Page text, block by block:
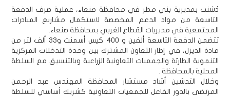
دُشنت بمديرية بني مطر في محافظة صنعاء، عملية صرف الدفعة
التاسعة من مواد الدعم المخصصة لاستكمال مشاريع المبادرات
المجتمعية في مديريات القطاع الغربي بمحافظة صنعاء.
تتضمن الدفعة التاسعة ألفين و 400 كيس أسمنت و33 ألف لتر من
مادة الديزل، في إطار التعاون المشترك بين وحدة التدخلات المركزية
التنموية الطارئة والجمعيات التعاونية الزراعية وبالتنسيق مع السلطة
المحلية بالمحافظة .
وخلال التدشين أشاد مستشار المحافظة المهندس عبد الرحمن
المرتضى بالدور الفاعل للجمعيات التعاونية كشريك أساسي للسلطة